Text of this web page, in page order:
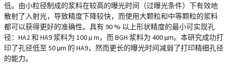
低。由小粒径制成的浆料在较高的曝光时间（过曝光条件）下有效地
散射了入射光，导致精度下降较快，而使用大颗粒和中等颗粒的浆料
都可以获得更好的准确性。具有 90 % 以上形状精度的最小可实现孔
径：HA2 和 HA9 浆料为 100 µ m，而 BGH 浆料为 400 µm。本研究成功打
印了孔径低至 50 µm 的 HA9，然而更长的曝光时间减弱了打印精细孔径
的能力。